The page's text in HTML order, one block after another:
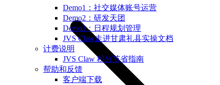
Demo1：社交媒体账号运营
Demo2：研发天团
Demo3：日程规划管理
JVS Claw走进甘肃礼县实操文档
计费说明
JVS Claw 积分节省指南
帮助和反馈
客户端下载